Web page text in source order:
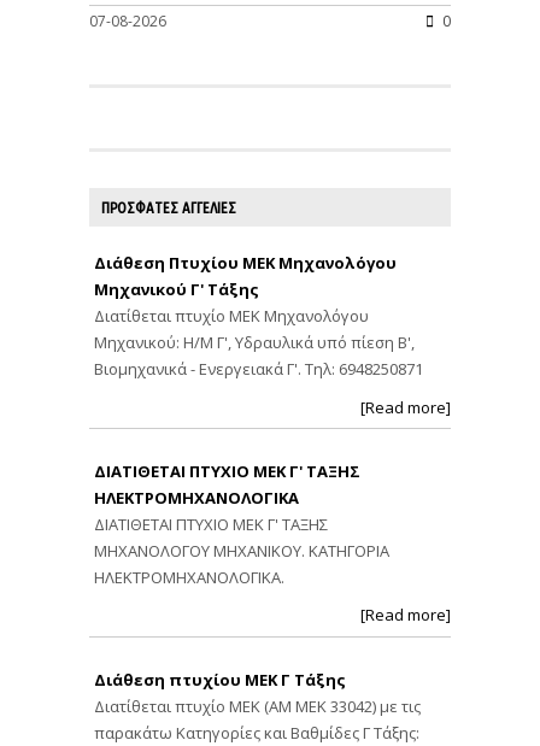
07-08-2026 0
ΠΡΟΣΦΑΤΕΣ ΑΓΓΕΛΙΕΣ
Διάθεση Πτυχίου ΜΕΚ Μηχανολόγου
Μηχανικού Γ' Τάξης
Διατίθεται πτυχίο ΜΕΚ Μηχανολόγου
Μηχανικού: Η/Μ Γ', Υδραυλικά υπό πίεση Β',
Βιομηχανικά - Ενεργειακά Γ'. Τηλ: 6948250871
[Read more]
ΔΙΑΤΙΘΕΤΑΙ ΠΤΥΧΙΟ ΜΕΚ Γ' ΤΑΞΗΣ
ΗΛΕΚΤΡΟΜΗΧΑΝΟΛΟΓΙΚΑ
ΔΙΑΤΙΘΕΤΑΙ ΠΤΥΧΙΟ ΜΕΚ Γ' ΤΑΞΗΣ
ΜΗΧΑΝΟΛΟΓΟΥ ΜΗΧΑΝΙΚΟΥ. ΚΑΤΗΓΟΡΙΑ
ΗΛΕΚΤΡΟΜΗΧΑΝΟΛΟΓΙΚΑ.
[Read more]
Διάθεση πτυχίου ΜΕΚ Γ Τάξης
Διατίθεται πτυχίο ΜΕΚ (ΑΜ ΜΕΚ 33042) με τις
παρακάτω Κατηγορίες και Βαθμίδες Γ Τάξης: